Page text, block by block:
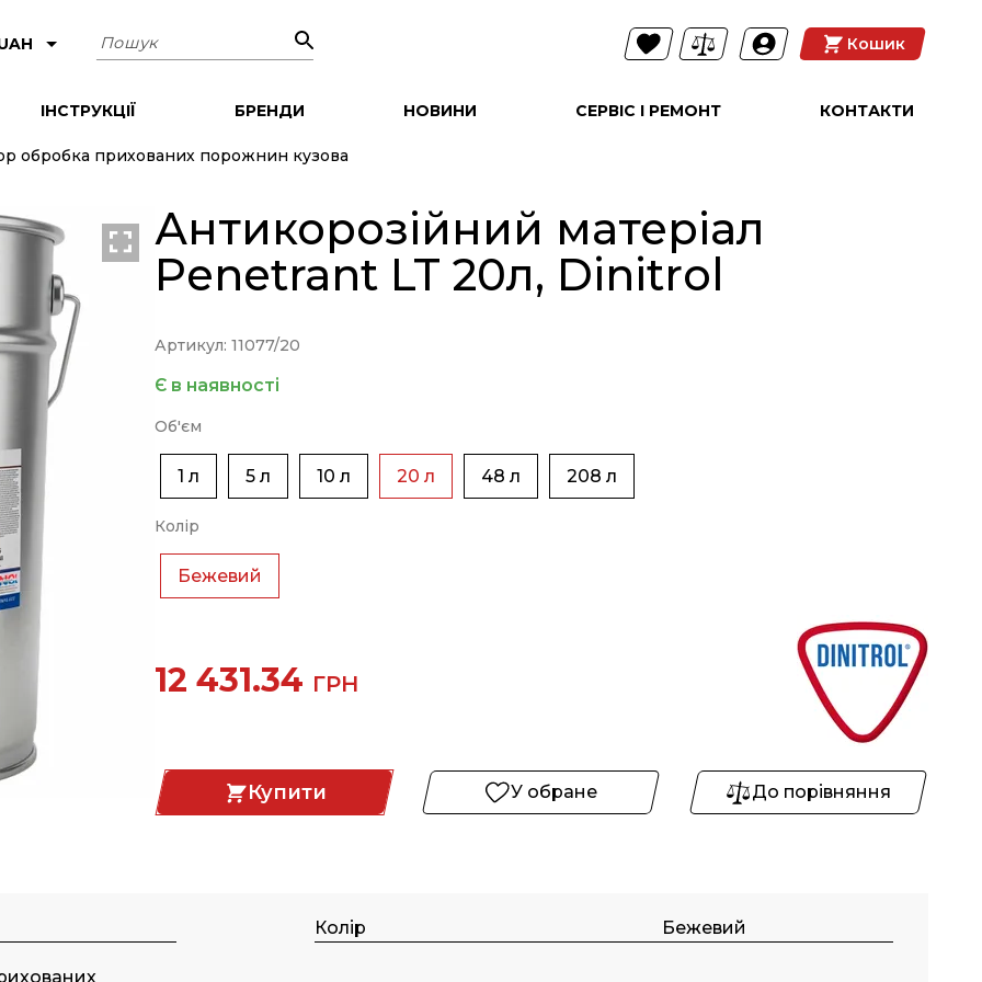
Пошук Кошик
ІНСТРУКЦІЇ БРЕНДИ НОВИНИ СЕРВІС І РЕМОНТ КОНТАКТИ
обробка прихованих порожнин кузова
Антикорозійний матеріал
Penetrant LT 20л, Dinitrol
Артикул: 11077/20
Є в наявності
Об'єм
1 л 5 л 10 л 20 л 48 л 208 л
Колір
Бежевий
12 431.34 ГРН
Купити У обране До порівняння
Колір Бежевий